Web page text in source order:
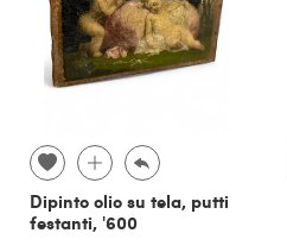
Dipinto olio su tela, putti
festanti, '600